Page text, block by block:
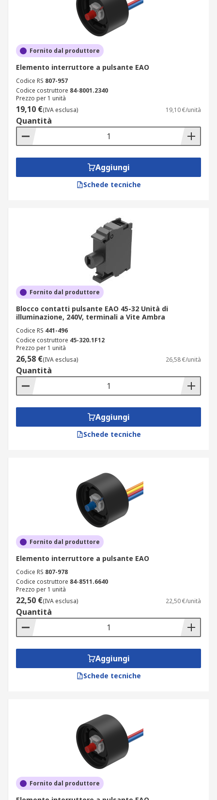
Fornito dal produttore
Elemento interruttore a pulsante EAO
Codice RS 807-957
Codice costruttore 84-8001.2340
Prezzo per 1 unità
19,10 €(IVA esclusa) 19,10 €/unità
Quantità
Aggiungi
Schede tecniche
Fornito dal produttore
Blocco contatti pulsante EAO 45-32 Unità di
illuminazione, 240V, terminali a Vite Ambra
Codice RS 441-496
Codice costruttore 45-320.1F12
Prezzo per 1 unità
26,58 €(IVA esclusa) 26,58 €/unità
Quantità
Aggiungi
Schede tecniche
Fornito dal produttore
Elemento interruttore a pulsante EAO
Codice RS 807-978
Codice costruttore 84-8511.6640
Prezzo per 1 unità
22,50 €(IVA esclusa) 22,50 €/unità
Quantità
Aggiungi
Schede tecniche
Fornito dal produttore